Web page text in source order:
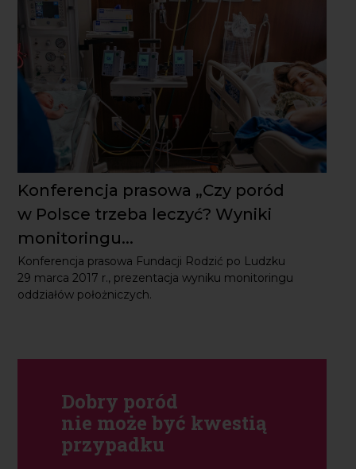
Konferencja prasowa „Czy poród
w Polsce trzeba leczyć? Wyniki
monitoringu...
Konferencja prasowa Fundacji Rodzić po Ludzku
29 marca 2017 r., prezentacja wyniku monitoringu
oddziałów położniczych.
nie może być kwestią
przypadku